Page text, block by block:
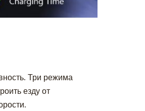
Три режима
езду от